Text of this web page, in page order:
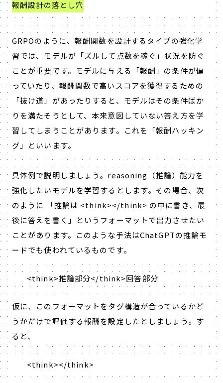
報酬設計の落とし穴
GRPOのように、報酬関数を設計するタイプの強化学
習では、モデルが「ズルして点数を稼ぐ」状況を防ぐ
ことが重要です。モデルに与える「報酬」の条件が偏
っていたり、報酬関数で高いスコアを獲得するための
「抜け道」があったりすると、モデルはその条件ばか
りを満たそうとして、本来意図していない答え方を学
習してしまうことがあります。これを「報酬ハッキン
グ」といいます。
具体例で説明しましょう。 reasoning （推論）能力を
強化したいモデルを学習するとします。その場合、次
のように 「推論は <think></think> の中に書き、最
後に答えを書く」というフォーマットで出力させたい
ことがあります。このような手法はChatGPTの推論モ
ードでも使われているものです。
<think>推論部分</think>回答部分
仮に、このフォーマットをタグ構造が合っているかど
うかだけで評価する報酬を設定したとしましょう。す
ると、
<think></think>